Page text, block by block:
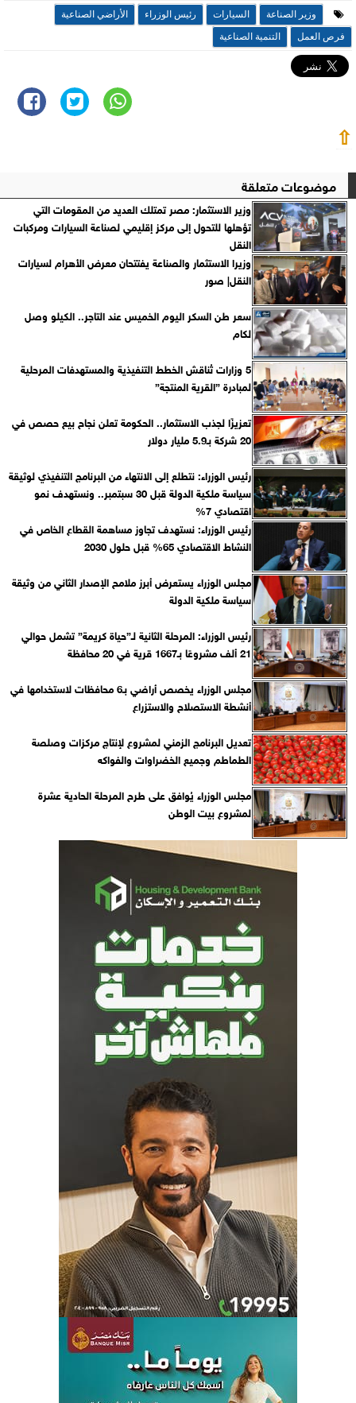
وزير الصناعة السيارات رئيس الوزراء
الأراضي الصناعية
فرص العمل
التنمية الصناعية
⇧
موضوعات متعلقة
وزير الاستثمار: مصر تمتلك العديد من المقومات التي
تؤهلها للتحول إلى مركز إقليمي لصناعة السيارات ومركبات
النقل
وزيرا الاستثمار والصناعة يفتتحان معرض الأهرام لسيارات
النقل| صور
سعر طن السكر اليوم الخميس عند التاجر.. الكيلو وصل
لكام
5 وزارات تُناقش الخطط التنفيذية والمستهدفات المرحلية
لمبادرة ”القرية المنتجة”
تعزيزًا لجذب الاستثمار.. الحكومة تعلن نجاح بيع حصص في
20 شركة بـ5.9 مليار دولار
رئيس الوزراء: نتطلع إلى الانتهاء من البرنامج التنفيذي لوثيقة
سياسة ملكية الدولة قبل 30 سبتمبر.. ونستهدف نمو
اقتصادي 7%
رئيس الوزراء: نستهدف تجاوز مساهمة القطاع الخاص في
النشاط الاقتصادي 65% قبل حلول 2030
مجلس الوزراء يستعرض أبرز ملامح الإصدار الثاني من وثيقة
سياسة ملكية الدولة
رئيس الوزراء: المرحلة الثانية لـ”حياة كريمة” تشمل حوالي
21 ألف مشروعًا بـ1667 قرية في 20 محافظة
مجلس الوزراء يخصص أراضي بـ6 محافظات لاستخدامها في
أنشطة الاستصلاح والاستزراع
تعديل البرنامج الزمني لمشروع لإنتاج مركزات وصلصة
الطماطم وجميع الخضراوات والفواكه
مجلس الوزراء يُوافق على طرح المرحلة الحادية عشرة
لمشروع بيت الوطن